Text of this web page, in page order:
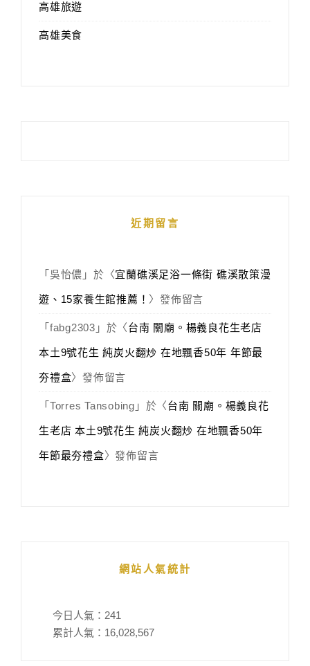
高雄旅遊
高雄美食
近期留言
「 吳怡儂 」於〈宜蘭礁溪足浴一條街 礁溪散策漫
遊、15家養生館推薦！ 〉發佈留言
「 fabg2303 」於〈台南 關廟。楊義良花生老店
本土9號花生 純炭火翻炒 在地飄香50年 年節最
夯禮盒〉發佈留言
「 Torres Tansobing 」於〈台南 關廟。楊義良花
生老店 本土9號花生 純炭火翻炒 在地飄香50年
年節最夯禮盒〉發佈留言
網站人氣統計
今日人氣： 241
累計人氣： 16,028,567